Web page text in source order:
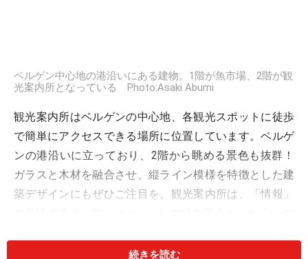
ベルゲン中心地の港沿いにある建物。1階が魚市場、2階が観
光案内所となっている Photo:Asaki Abumi
観光案内所はベルゲンの中心地、各観光スポットに徒歩
で簡単にアクセスできる場所に位置しています。ベルゲ
ンの港沿いに立っており、2階から眺める景色も抜群！
ガラスと木材を融合させ、縦ライン模様を特徴とした建
築デザインにもぜひご注目を。観光案内所は、「情報」
続きを読む